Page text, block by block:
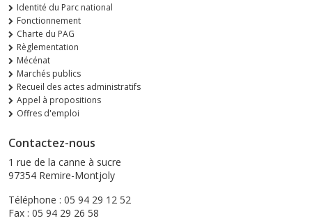
Identité du Parc national
Fonctionnement
Charte du PAG
Règlementation
Mécénat
Marchés publics
Recueil des actes administratifs
Appel à propositions
Offres d'emploi
Contactez-nous
1 rue de la canne à sucre
97354 Remire-Montjoly
Téléphone : 05 94 29 12 52
Fax : 05 94 29 26 58